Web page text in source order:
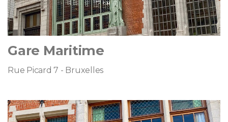
Gare Maritime
Rue Picard 7 - Bruxelles